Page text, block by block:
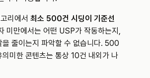
리에서 최소 500건 시딩이 기준선
미만에서는 어떤 USP가 작동하는지,
을 줄이는지 파악할 수 없습니다. 500
의미한 콘텐츠는 통상 10건 내외가 나